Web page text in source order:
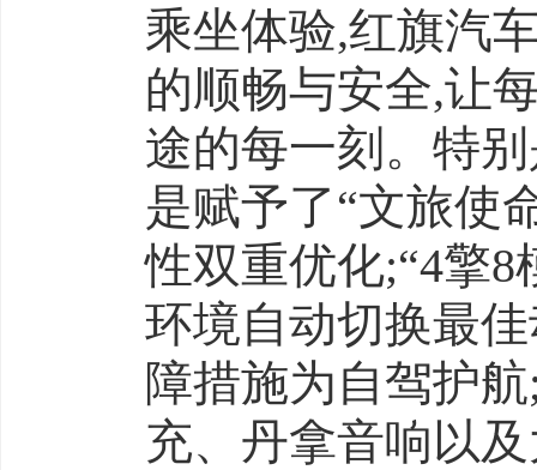
乘坐体验,红旗汽
的顺畅与安全,让
途的每一刻。特
是赋予了“文旅使
性双重优化;“4擎
环境自动切换最
障措施为自驾护
充、丹拿音响以